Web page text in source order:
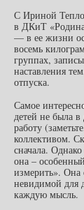
С Ириной
в ДКиТ
— в ее жизни
восемь
группах,
наставления
отпуска.
Самое
детей не была
работу
коллективом.
сначала.
она –
измерить». Она
невидимой для
каждую мысль.